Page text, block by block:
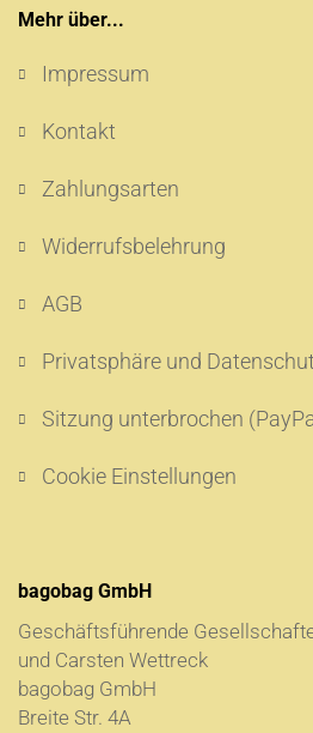
Mehr über...
Impressum
Kontakt
Zahlungsarten
Widerrufsbelehrung
AGB
Privatsphäre und
Sitzung unterbrochen
Cookie Einstellungen
bagobag GmbH
Geschäftsführende
und Carsten Wettreck
bagobag GmbH
Breite Str. 4A